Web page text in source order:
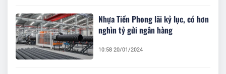
Nhựa Tiền Phong lãi kỷ lục, có hơn
nghìn tỷ gửi ngân hàng
10:58 20/01/2024